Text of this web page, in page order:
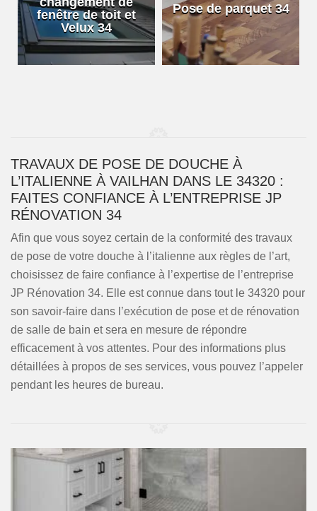
fenêtre de toit et
Velux 34
Pose de parquet 34
TRAVAUX DE POSE DE DOUCHE À
L’ITALIENNE À VAILHAN DANS LE 34320 :
FAITES CONFIANCE À L’ENTREPRISE JP
RÉNOVATION 34
Afin que vous soyez certain de la conformité des travaux
de pose de votre douche à l’italienne aux règles de l’art,
choisissez de faire confiance à l’expertise de l’entreprise
JP Rénovation 34. Elle est connue dans tout le 34320 pour
son savoir-faire dans l’exécution de pose et de rénovation
de salle de bain et sera en mesure de répondre
efficacement à vos attentes. Pour des informations plus
détaillées à propos de ses services, vous pouvez l’appeler
pendant les heures de bureau.